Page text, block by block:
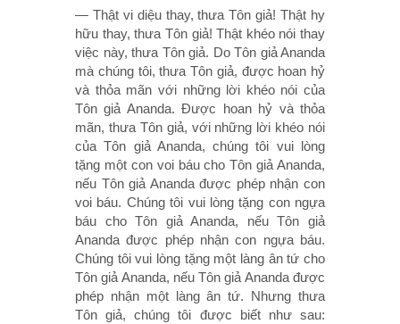
— Thật vi diệu thay, thưa Tôn giả! Thật hy
hữu thay, thưa Tôn giả! Thật khéo nói thay
việc này, thưa Tôn giả. Do Tôn giả Ananda
mà chúng tôi, thưa Tôn giả, được hoan hỷ
và thỏa mãn với những lời khéo nói của
Tôn giả Ananda. Ðược hoan hỷ và thỏa
mãn, thưa Tôn giả, với những lời khéo nói
của Tôn giả Ananda, chúng tôi vui lòng
tặng một con voi báu cho Tôn giả Ananda,
nếu Tôn giả Ananda được phép nhận con
voi báu. Chúng tôi vui lòng tặng con ngựa
báu cho Tôn giả Ananda, nếu Tôn giả
Ananda được phép nhận con ngựa báu.
Chúng tôi vui lòng tặng một làng ân tứ cho
Tôn giả Ananda, nếu Tôn giả Ananda được
phép nhận một làng ân tứ. Nhưng thưa
Tôn giả, chúng tôi được biết như sau: